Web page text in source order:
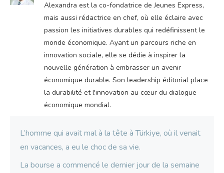
Alexandra est la co-fondatrice de Jeunes Express,
mais aussi rédactrice en chef, où elle éclaire avec
passion les initiatives durables qui redéfinissent le
monde économique. Ayant un parcours riche en
innovation sociale, elle se dédie à inspirer la
nouvelle génération à embrasser un avenir
économique durable. Son leadership éditorial place
la durabilité et l'innovation au cœur du dialogue
économique mondial.
L’homme qui avait mal à la tête à Türkiye, où il venait
en vacances, a eu le choc de sa vie.
La bourse a commencé le dernier jour de la semaine